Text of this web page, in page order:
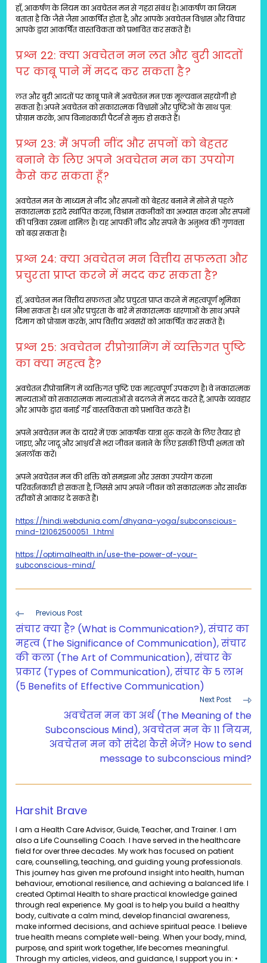
हाँ, आकर्षण के नियम का अवचेतन मन से गहरा संबंध है। आकर्षण का नियम
बताता है कि जैसे जैसा आकर्षित होता है, और आपके अवचेतन विश्वास और विचार
आपके द्वारा आकर्षित वास्तविकता को प्रभावित कर सकते हैं।
प्रश्न 22: क्या अवचेतन मन लत और बुरी आदतों
पर काबू पाने में मदद कर सकता है?
लत और बुरी आदतों पर काबू पाने में अवचेतन मन एक मूल्यवान सहयोगी हो
सकता है। अपने अवचेतन को सकारात्मक विश्वासों और पुष्टिओं के साथ पुन:
प्रोग्राम करके, आप विनाशकारी पैटर्न से मुक्त हो सकते हैं।
प्रश्न 23: मैं अपनी नींद और सपनों को बेहतर
बनाने के लिए अपने अवचेतन मन का उपयोग
कैसे कर सकता हूँ?
अवचेतन मन के माध्यम से नींद और सपनों को बेहतर बनाने में सोने से पहले
सकारात्मक इरादे स्थापित करना, विश्राम तकनीकों का अभ्यास करना और सपनों
की पत्रिका रखना शामिल है। यह आपकी नींद और सपने के अनुभव की गुणवत्ता
को बढ़ा सकता है।
प्रश्न 24: क्या अवचेतन मन वित्तीय सफलता और
प्रचुरता प्राप्त करने में मदद कर सकता है?
हाँ, अवचेतन मन वित्तीय सफलता और प्रचुरता प्राप्त करने में महत्वपूर्ण भूमिका
निभा सकता है। धन और प्रचुरता के बारे में सकारात्मक धारणाओं के साथ अपने
दिमाग को प्रोग्राम करके, आप वित्तीय अवसरों को आकर्षित कर सकते हैं।
प्रश्न 25: अवचेतन रीप्रोग्रामिंग में व्यक्तिगत पुष्टि
का क्या महत्व है?
अवचेतन रीप्रोग्रामिंग में व्यक्तिगत पुष्टि एक महत्वपूर्ण उपकरण है। वे नकारात्मक
मान्यताओं को सकारात्मक मान्यताओं से बदलने में मदद करते हैं, आपके व्यवहार
और आपके द्वारा बनाई गई वास्तविकता को प्रभावित करते हैं।
अपने अवचेतन मन के दायरे में एक आकर्षक यात्रा शुरू करने के लिए तैयार हो
जाइए, और जादू और आश्चर्य से भरा जीवन बनाने के लिए इसकी छिपी क्षमता को
अनलॉक करें।
अपने अवचेतन मन की शक्ति को समझना और उसका उपयोग करना
परिवर्तनकारी हो सकता है, जिससे आप अपने जीवन को सकारात्मक और सार्थक
तरीकों से आकार दे सकते हैं।
https://hindi.webdunia.com/dhyana-yoga/subconscious-
mind-121062500051_1.html
https://optimalhealth.in/use-the-power-of-your-
subconscious-mind/
Read
more
articles
Previous Post
संचार क्या है? (What is Communication?), संचार का
महत्व (The Significance of Communication), संचार
की कला (The Art of Communication), संचार के
प्रकार (Types of Communication), संचार के 5 लाभ
(5 Benefits of Effective Communication)
Next Post
अवचेतन मन का अर्थ (The Meaning of the
Subconscious Mind), अवचेतन मन के 11 नियम,
अवचेतन मन को संदेश कैसे भेजें? How to send
message to subconscious mind?
Harshit Brave
I am a Health Care Advisor, Guide, Teacher, and Trainer. I am
also a Life Counselling Coach. I have served in the healthcare
field for over three decades. My work has focused on patient
care, counselling, teaching, and guiding young professionals.
This journey has given me profound insight into health, human
behaviour, emotional resilience, and achieving a balanced life. I
created Optimal Health to share practical knowledge gained
through real experience. My goal is to help you build a healthy
body, cultivate a calm mind, develop financial awareness,
make informed decisions, and achieve spiritual peace. I believe
true health means complete well-being. When your body, mind,
purpose, and spirit work together, life becomes meaningful.
Through my articles, videos, and guidance, I support you in: •